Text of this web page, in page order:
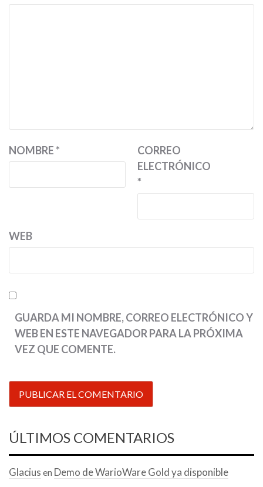
NOMBRE*
CORREO
ELECTRÓNICO
*
WEB
GUARDA MI NOMBRE, CORREO ELECTRÓNICO Y
WEB EN ESTE NAVEGADOR PARA LA PRÓXIMA
VEZ QUE COMENTE.
ÚLTIMOS COMENTARIOS
Glacius en Demo de WarioWare Gold ya disponible